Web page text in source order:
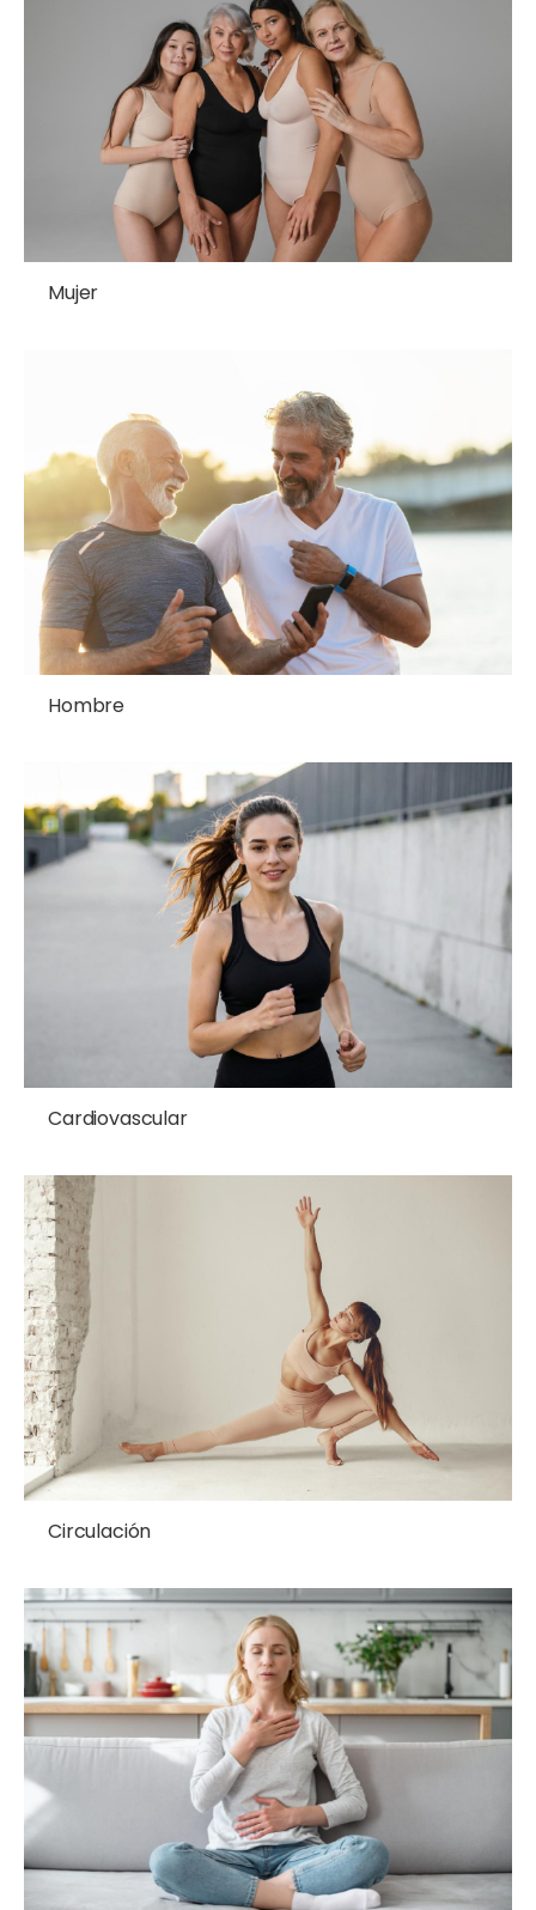
Mujer
Hombre
Cardiovascular
Circulación